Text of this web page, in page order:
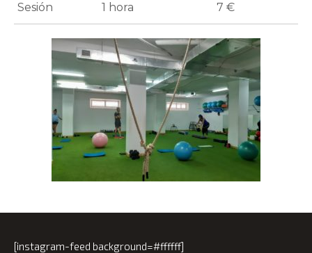
Sesión 1 hora 7 €
[instagram-feed background=#ffffff]